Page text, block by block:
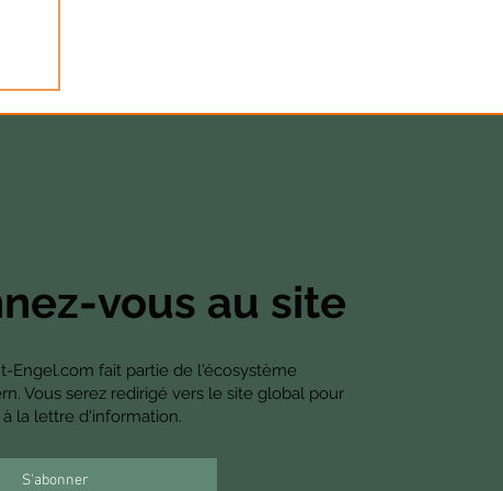
vous au site
Engel.com fait partie de l'écosystème
Vous serez redirigé vers le site global pour
la lettre d'information.
S'abonner